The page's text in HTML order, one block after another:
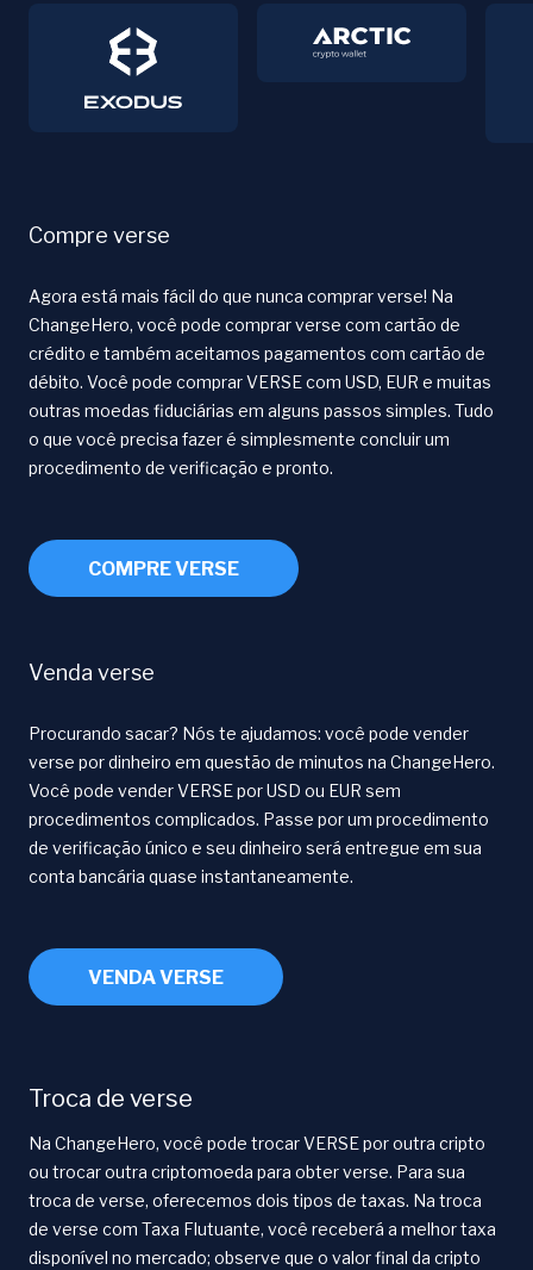
Compre verse
Agora está mais fácil do que nunca comprar verse! Na
ChangeHero, você pode comprar verse com cartão de
crédito e também aceitamos pagamentos com cartão de
débito. Você pode comprar VERSE com USD, EUR e muitas
outras moedas fiduciárias em alguns passos simples. Tudo
o que você precisa fazer é simplesmente concluir um
procedimento de verificação e pronto.
COMPRE VERSE
Venda verse
Procurando sacar? Nós te ajudamos: você pode vender
verse por dinheiro em questão de minutos na ChangeHero.
Você pode vender VERSE por USD ou EUR sem
procedimentos complicados. Passe por um procedimento
de verificação único e seu dinheiro será entregue em sua
conta bancária quase instantaneamente.
VENDA VERSE
Troca de verse
Na ChangeHero, você pode trocar VERSE por outra cripto
ou trocar outra criptomoeda para obter verse. Para sua
troca de verse, oferecemos dois tipos de taxas. Na troca
de verse com Taxa Flutuante, você receberá a melhor taxa
disponível no mercado; observe que o valor final da cripto